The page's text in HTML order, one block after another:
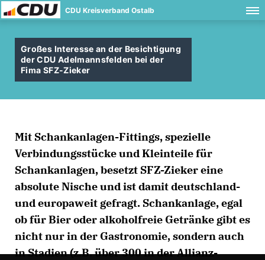
CDU Kreisverband Ostalb
Großes Interesse an der Besichtigung
der CDU Adelmannsfelden bei der
Fima SFZ-Zieker
Mit Schankanlagen-Fittings, spezielle
Verbindungsstücke und Kleinteile für
Schankanlagen, besetzt SFZ-Zieker eine
absolute Nische und ist damit deutschland-
und europaweit gefragt. Schankanlage, egal
ob für Bier oder alkoholfreie Getränke gibt es
nicht nur in der Gastronomie, sondern auch
in Stadien (z.B. über 300 in der Allianz-